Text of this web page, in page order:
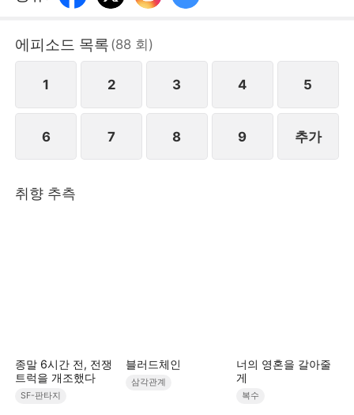
서는 현대인의 지혜를 발휘해 역전의 길을 시작한다.
원'의 힘으로 경수의 충성을 얻으며, S급 정신 진정술
을 사용해, 만인의 주목 속에서 폭주한 백호 군신 성호
를 성공적으로 진정시킨다. 더 나아가 전 제국에 자신
래의 여왕이라는 것을 증명한다.STORYMATRIX
PTE.LTD
에피소드 목록 (88 회)
1 2 3 4 5
6 7 8 9 추가
취향 추측
종말 6시간 전, 전쟁
트럭을 개조했다
SF-판타지
블러드체인
삼각관계
너의 영혼을 갈아줄
게
복수